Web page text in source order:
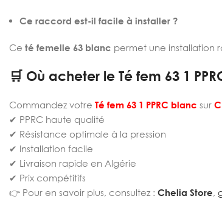
Ce raccord est-il facile à installer ?
Ce té femelle 63 blanc permet une installation
🛒 Où acheter le Té fem 63 1
Commandez votre Té fem 63 1 PPRC blanc sur
✔ PPRC haute qualité
✔ Résistance optimale à la pression
✔ Installation facile
✔ Livraison rapide en Algérie
✔ Prix compétitifs
👉 Pour en savoir plus, consultez : Chelia Store,